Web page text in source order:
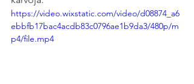
https://video.wixstatic.com/video/d08874_a6
ebbfb17bac4acdb83c0796ae1b9da3/480p/m
p4/file.mp4